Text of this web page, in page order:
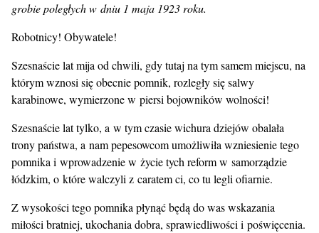
grobie poległych w dniu 1 maja 1923 roku.
Robotnicy! Obywatele!
Szesnaście lat mija od chwili, gdy tutaj na tym samem miejscu, na
którym wznosi się obecnie pomnik, rozległy się salwy
karabinowe, wymierzone w piersi bojowników wolności!
Szesnaście lat tylko, a w tym czasie wichura dziejów obalała
trony państwa, a nam pepesowcom umożliwiła wzniesienie tego
pomnika i wprowadzenie w życie tych reform w samorządzie
łódzkim, o które walczyli z caratem ci, co tu legli ofiarnie.
Z wysokości tego pomnika płynąć będą do was wskazania
miłości bratniej, ukochania dobra, sprawiedliwości i poświęcenia.